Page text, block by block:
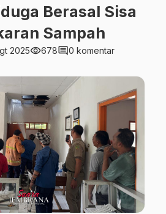
Berasal Sisa
Sampah
2025visibility678comment0 komentar